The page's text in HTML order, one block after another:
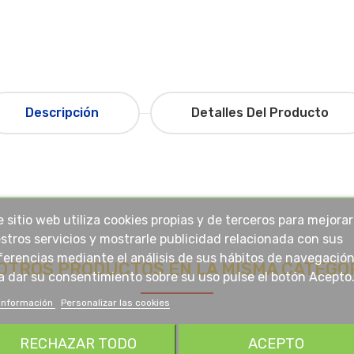
Descripción Detalles Del Producto
PRODUCTOS EN LA MISMA
sitio web utiliza cookies propias y de terceros para mejorar
servicios y mostrarle publicidad relacionada con sus
mediante el análisis de sus hábitos de
dar su consentimiento sobre su uso pulse el botón Acepto.
Personalizar las cookies
RECHAZAR TODO ACEPTO